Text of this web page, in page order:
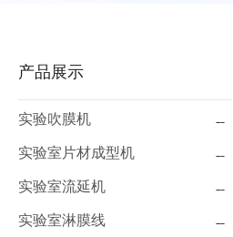
产品展示
实验吹膜机
实验室片材成型机
实验室流延机
实验室淋膜线